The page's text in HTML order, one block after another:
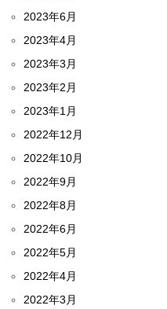
2023年6月
2023年4月
2023年3月
2023年2月
2023年1月
2022年12月
2022年10月
2022年9月
2022年8月
2022年6月
2022年5月
2022年4月
2022年3月